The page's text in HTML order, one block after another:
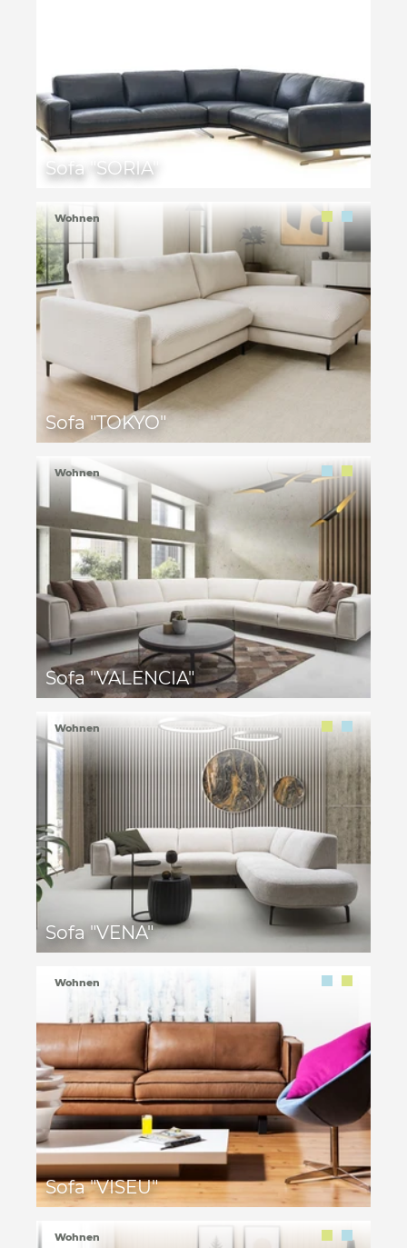
Sofa "SORIA"
Sofa "TOKYO"
Wohnen
Sofa "VALENCIA"
Wohnen
Sofa "VENA"
Wohnen
Sofa "VISEU"
Wohnen
Wohnen